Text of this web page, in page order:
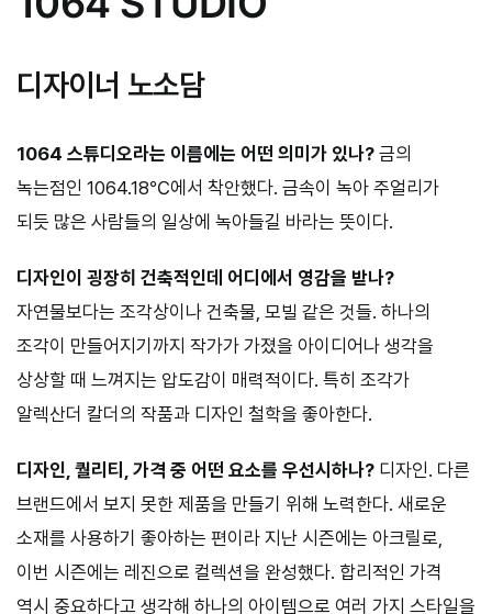
디자이너 노소담
1064 스튜디오라는 이름에는 어떤 의미가 있나? 금의
녹는점인 1064.18℃에서 착안했다. 금속이 녹아 주얼리가
되듯 많은 사람들의 일상에 녹아들길 바라는 뜻이다.
디자인이 굉장히 건축적인데 어디에서 영감을 받나?
자연물보다는 조각상이나 건축물, 모빌 같은 것들. 하나의
조각이 만들어지기까지 작가가 가졌을 아이디어나 생각을
상상할 때 느껴지는 압도감이 매력적이다. 특히 조각가
알렉산더 칼더의 작품과 디자인 철학을 좋아한다.
디자인, 퀄리티, 가격 중 어떤 요소를 우선시하나? 디자인. 다른
브랜드에서 보지 못한 제품을 만들기 위해 노력한다. 새로운
소재를 사용하기 좋아하는 편이라 지난 시즌에는 아크릴로,
이번 시즌에는 레진으로 컬렉션을 완성했다. 합리적인 가격
역시 중요하다고 생각해 하나의 아이템으로 여러 가지 스타일을